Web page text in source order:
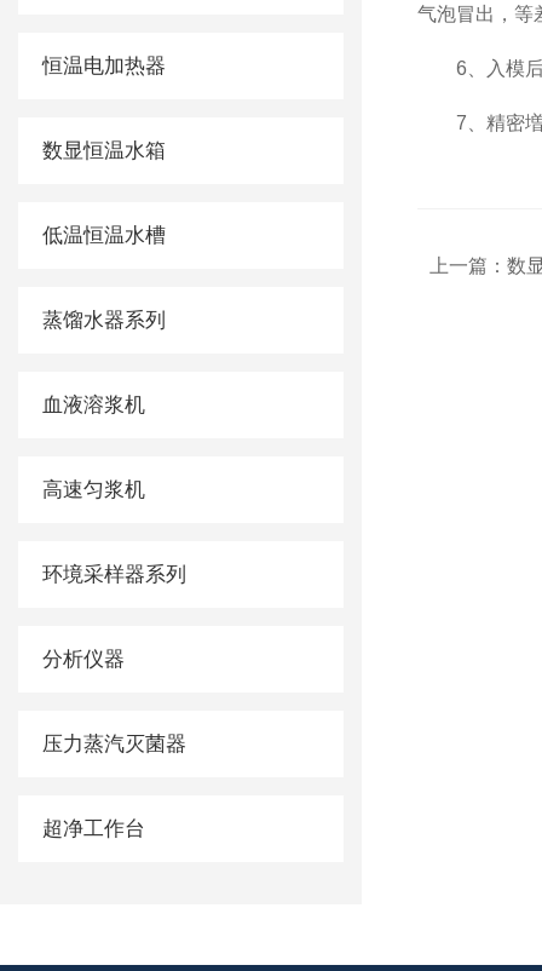
恒温电加热器
数显恒温水箱
低温恒温水槽
蒸馏水器系列
血液溶浆机
高速匀浆机
环境采样器系列
分析仪器
压力蒸汽灭菌器
超净工作台
气泡冒出
6、入模
7、精密
上一篇： 数